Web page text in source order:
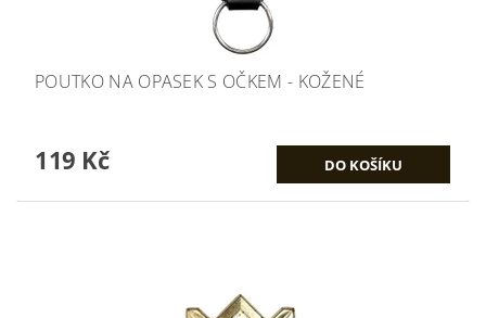
POUTKO NA OPASEK S OČKEM - KOŽENÉ
119 Kč